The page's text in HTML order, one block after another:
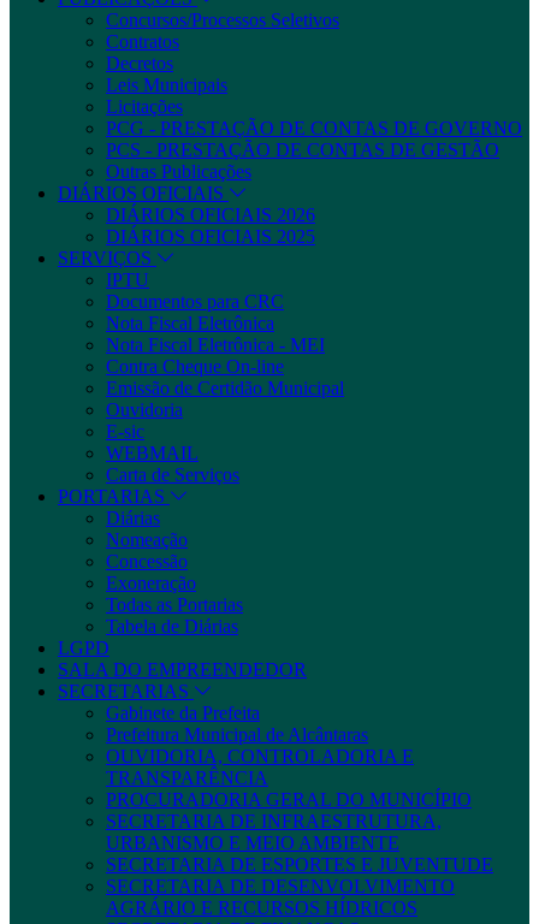
Concursos/Processos Seletivos
Contratos
Decretos
Leis Municipais
Licitações
PCG - PRESTAÇÃO DE CONTAS DE GOVERNO
PCS - PRESTAÇÃO DE CONTAS DE GESTÃO
Outras Publicações
DIÁRIOS OFICIAIS
DIÁRIOS OFICIAIS 2026
DIÁRIOS OFICIAIS 2025
SERVIÇOS
IPTU
Documentos para CRC
Nota Fiscal Eletrônica
Nota Fiscal Eletrônica - MEI
Contra Cheque On-line
Emissão de Certidão Municipal
Ouvidoria
E-sic
WEBMAIL
Carta de Serviços
PORTARIAS
Diárias
Nomeação
Concessão
Exoneração
Todas as Portarias
Tabela de Diárias
LGPD
SALA DO EMPREENDEDOR
SECRETARIAS
Gabinete da Prefeita
Prefeitura Municipal de Alcântaras
OUVIDORIA, CONTROLADORIA E
TRANSPARÊNCIA
PROCURADORIA GERAL DO MUNICÍPIO
SECRETARIA DE INFRAESTRUTURA,
URBANISMO E MEIO AMBIENTE
SECRETARIA DE ESPORTES E JUVENTUDE
SECRETARIA DE DESENVOLVIMENTO
AGRÁRIO E RECURSOS HÍDRICOS